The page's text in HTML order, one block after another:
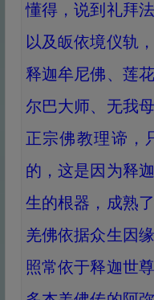
懂得，说到礼拜
以及皈依境仪轨
释迦牟尼佛、莲
尔巴大师、无我
正宗佛教理谛，
的，这是因为释
生的根器，成熟
羌佛依据众生因
照常依于释迦世